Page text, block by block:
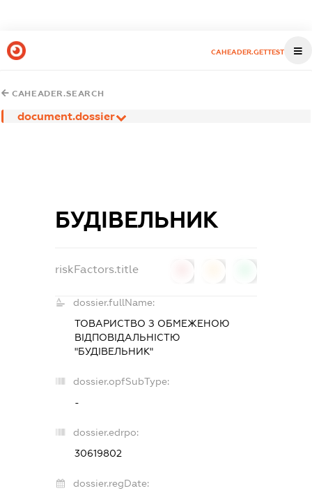
CAHEADER.GETTEST
CAHEADER.SEARCH
document.dossier
БУДІВЕЛЬНИК
riskFactors.title
dossier.fullName:
ТОВАРИСТВО З ОБМЕЖЕНОЮ
ВІДПОВІДАЛЬНІСТЮ
"БУДІВЕЛЬНИК"
dossier.opfSubType:
-
dossier.edrpo:
30619802
dossier.regDate: